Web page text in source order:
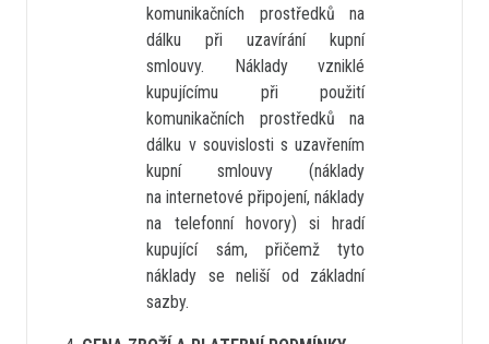
komunikačních prostředků na
dálku při uzavírání kupní
smlouvy. Náklady vzniklé
kupujícímu při použití
komunikačních prostředků na
dálku v souvislosti s uzavřením
kupní smlouvy (náklady
na internetové připojení, náklady
na telefonní hovory) si hradí
kupující sám, přičemž tyto
náklady se neliší od základní
sazby.